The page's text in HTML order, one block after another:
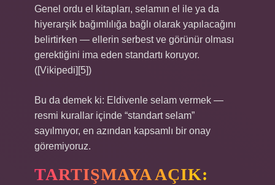
Genel ordu el kitapları, selamın el ile ya da
hiyerarşik bağımlılığa bağlı olarak yapılacağını
belirtirken — ellerin serbest ve görünür olması
gerektiğini ima eden standartı koruyor.
([Vikipedi][5])
Bu da demek ki: Eldivenle selam vermek —
resmi kurallar içinde “standart selam”
sayılmıyor, en azından kapsamlı bir onay
göremiyoruz.
TARTIŞMAYA AÇIK: